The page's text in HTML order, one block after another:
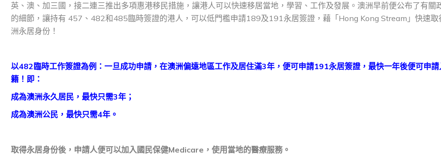
英、澳、加三國，接二連三推出多項惠港移民措施，讓港人可以快速移居當地，學習、工作及發展。澳洲早前便公布了有關
的細節，讓持有 457、482和485臨時簽證的港人，可以低門檻申請189及191永居簽證，藉「Hong Kong Stream」快速取
洲永居身份！
以482臨時工作簽證為例：一旦成功申請，在澳洲偏遠地區工作及居住滿3年，便可申請191永居簽證，最快一年後便可申請
籍！即：
成為澳洲永久居民，最快只需3年；
成為澳洲公民，最快只需4年。
取得永居身份後，申請人便可以加入國民保健Medicare，使用當地的醫療服務。